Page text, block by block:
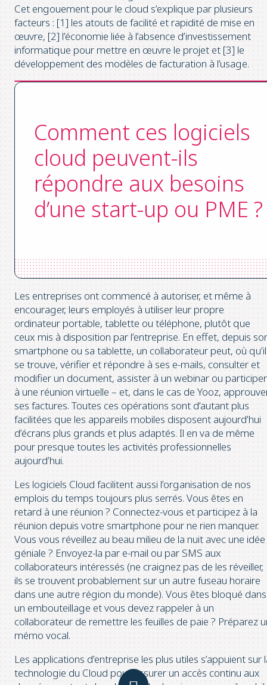
Cet engouement pour le cloud s’explique par plusieurs
facteurs : [1] les atouts de facilité et rapidité de mise en
œuvre, [2] l’économie liée à l’absence d’investissement
informatique pour mettre en œuvre le projet et [3] le
développement des modèles de facturation à l’usage.
Comment ces logiciels
cloud peuvent-ils
répondre aux besoins
d’une start-up ou PME ?
Les entreprises ont commencé à autoriser, et même à
encourager, leurs employés à utiliser leur propre
ordinateur portable, tablette ou téléphone, plutôt que
ceux mis à disposition par l’entreprise. En effet, depuis
smartphone ou sa tablette, un collaborateur peut, où qu’il
se trouve, vérifier et répondre à ses e-mails, consulter et
modifier un document, assister à un webinar ou participer
à une réunion virtuelle – et, dans le cas de Yooz,
ses factures. Toutes ces opérations sont d’autant plus
facilitées que les appareils mobiles disposent aujourd’hui
d’écrans plus grands et plus adaptés. Il en va de même
pour presque toutes les activités professionnelles
aujourd’hui.
Les logiciels Cloud facilitent aussi l’organisation de nos
emplois du temps toujours plus serrés. Vous êtes en
retard à une réunion ? Connectez-vous et participez à la
réunion depuis votre smartphone pour ne rien manquer.
Vous vous réveillez au beau milieu de la nuit avec une idée
géniale ? Envoyez-la par e-mail ou par SMS aux
collaborateurs intéressés (ne craignez pas de les réveiller,
ils se trouvent probablement sur un autre fuseau horaire
dans une autre région du monde). Vous êtes bloqué dans
un embouteillage et vous devez rappeler à un
collaborateur de remettre les feuilles de paie ? Préparez
mémo vocal.
Les applications d’entreprise les plus utiles s’appuient sur
technologie du Cloud pour assurer un accès continu aux